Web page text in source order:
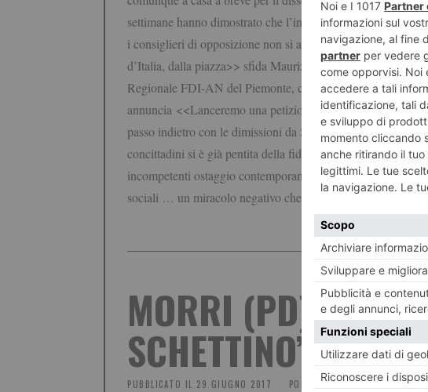
settimane hanno dimostrato che l’incolumità dei cittadini
i consiglieri di opposizione non si attiveranno subito con
d’Italia, dalla piazza>> sfida Maurizio Marrone, Consigliere
Regionale FDI-AN del Piemonte, che
annuncia <<Lanceremo una petizione popolare, saranno
passo indietro con le dimissioni da Sindaco: ad appena un
concittadini si è già pentita della fiducia riposta nella sua
incompetenti ostaggio contemporaneamente dei salotti di
sociali … un miracolo negativo che non era riuscito
MORRI (PD):
SCHETTINO”
PUBBLICATO IL 29 GIUGNO 2017 POLITICA